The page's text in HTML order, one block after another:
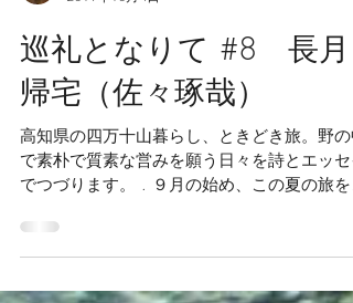
Saudade Books
2019年10月4日
巡礼となりて #8 長月
帰宅（佐々琢哉）
でつづります。 . ９月の始め、この夏の旅を